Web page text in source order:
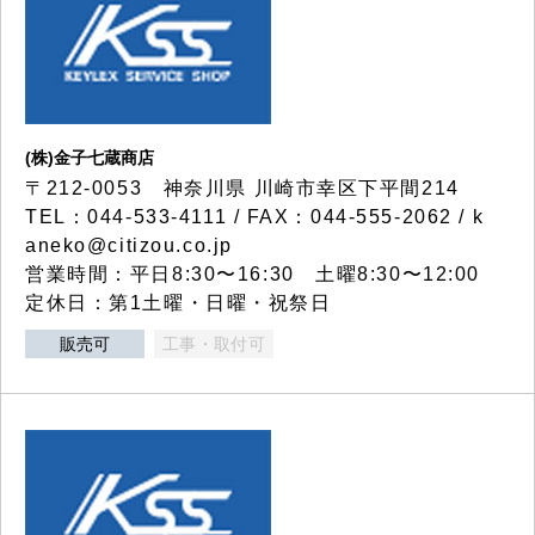
(株)金子七蔵商店
〒212-0053 神奈川県 川崎市幸区下平間214
TEL：044-533-4111 / FAX：044-555-2062 / k
aneko@citizou.co.jp
営業時間：平日8:30〜16:30 土曜8:30〜12:00
定休日：第1土曜・日曜・祝祭日
販売可 工事・取付可